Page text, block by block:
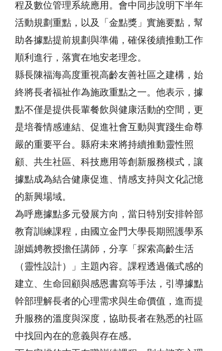
程及數位管理系統應用。會中同步說明下半年
活動規劃重點，以及「金點獎」實施要點，幫
助各據點提前規劃與準備，確保後續推動工作
順利進行，落實在地安老理念。
縣長陳福海高度重視高齡友善社區之建構，始
終將長者福祉作為施政重點之一。他表示，據
點不僅是提供長輩餐飲與健康活動的空間，更
是培養情感連結、促進社會互動與實踐生命尊
嚴的重要平台。縣府未來將持續推動靈性照
顧、共生社區、科技應用等創新服務模式，讓
據點成為結合健康促進、情感支持與文化記憶
的新興場域。
為呼應據點多元發展方向，當日特別安排幹部
教育訓練課程，由國立金門大學長期照護學系
謝嫣娉教授擔任講師，分享「探索高齡生活
（靈性設計）」主題內容。課程透過儀式感的
建立、生命回顧與感恩書寫等手法，引導據點
幹部理解長者的心理需求與生命價值，進而提
升服務的溫度與深度，協助長者在熟悉的社區
中找回內在的意義與存在感。